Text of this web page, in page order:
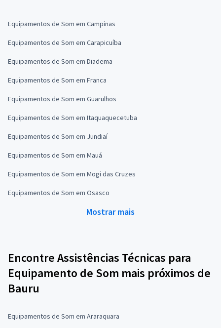
Equipamentos de Som em Campinas
Equipamentos de Som em Carapicuíba
Equipamentos de Som em Diadema
Equipamentos de Som em Franca
Equipamentos de Som em Guarulhos
Equipamentos de Som em Itaquaquecetuba
Equipamentos de Som em Jundiaí
Equipamentos de Som em Mauá
Equipamentos de Som em Mogi das Cruzes
Equipamentos de Som em Osasco
Mostrar mais
Encontre Assistências Técnicas para
Equipamento de Som mais próximos de
Bauru
Equipamentos de Som em Araraquara